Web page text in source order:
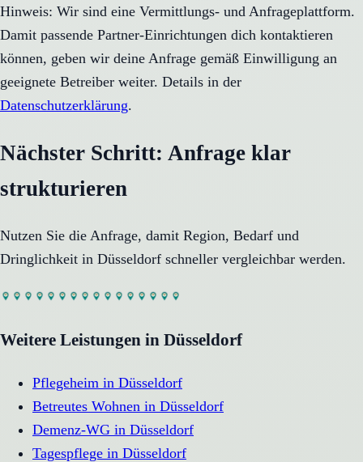
Hinweis: Wir sind eine Vermittlungs- und Anfrageplattform.
Damit passende Partner-Einrichtungen dich kontaktieren
können, geben wir deine Anfrage gemäß Einwilligung an
geeignete Betreiber weiter. Details in der
Datenschutzerklärung.
Nächster Schritt: Anfrage klar
strukturieren
Nutzen Sie die Anfrage, damit Region, Bedarf und
Dringlichkeit in Düsseldorf schneller vergleichbar werden.
Weitere Leistungen in Düsseldorf
Pflegeheim in Düsseldorf
Betreutes Wohnen in Düsseldorf
Demenz-WG in Düsseldorf
Tagespflege in Düsseldorf